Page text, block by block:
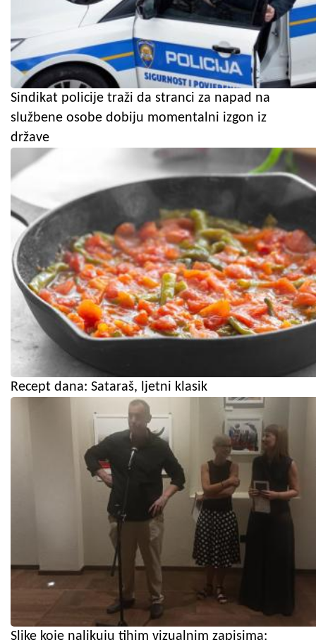
Sindikat policije traži da stranci za napad na
službene osobe dobiju momentalni izgon iz
države
Recept dana: Sataraš, ljetni klasik
Slike koje nalikuju tihim vizualnim zapisima: